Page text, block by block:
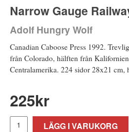
Narrow Gauge
Adolf Hungry Wolf
Canadian Caboose Press 1992.
från Colorado, hälften från
Centralamerika. 224 sidor 28x21 cm,
225kr
LÄGG I VARUKORG